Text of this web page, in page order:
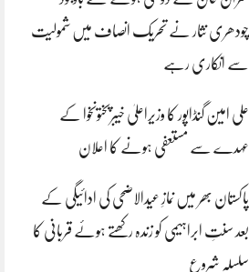
چودھری نثار نے تحریک انصاف میں شمولیت
سے انکاری رہے
علی امین گنڈاپور کا وزیراعلیٰ خیبرپختونخوا کے
عہدے سے مستعفی ہونے کا اعلان
پاکستان بھر میں نمازِ عیدالاضحی کی ادائیگی کے
بعد سنتِ ابراہیمی کو زندہ رکھتے ہوئے قربانی کا
سلسلہ شروع